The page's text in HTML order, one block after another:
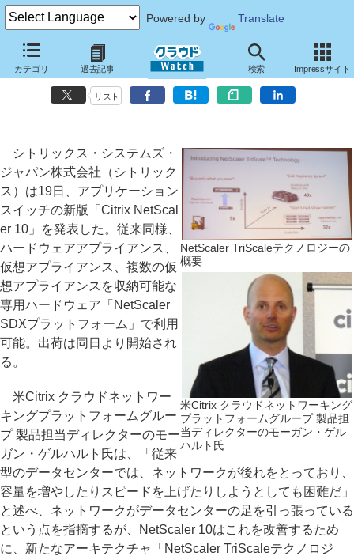
Powered by Translate
カテゴリ 過去記事 検索 Impressサイト
シトリックス、クラスタ化などのTriScaleテクノロジーに対応したアプ
リスイッチ新版「NetScaler 10」
リスト
NetScaler TriScaleテクノロジーの
概要
米Citrix クラウドネットワーキング
プラットフォームグループ 製品担
当ディレクターのモーガン・ゲル
ハルト氏
シトリックス・システムズ・
ジャパン株式会社（シトリック
ス）は19日、アプリケーション
スイッチの新版「Citrix NetScal
er 10」を発表した。従来同様、
ハードウェアアプライアンス、
仮想アプライアンス、複数の仮
想アプライアンスを収納可能な
専用ハードウェア「NetScaler
SDXプラットフォーム」で利用
可能。出荷は同日より開始され
る。
米Citrix クラウドネットワー
キングプラットフォームグルー
プ 製品担当ディレクターのモー
ガン・ゲルハルト氏は、「従来
型のデータセンターでは、ネットワークが後れをとっており、
容量を増やしたりスピードを上げたりしようとしても困難だ」
と述べ、ネットワークがデータセンターの足を引っ張っている
という点を指摘するが、NetScaler 10はこれを改善するため
に、新たなアーキテクチャ「NetScaler TriScaleテクノロジ